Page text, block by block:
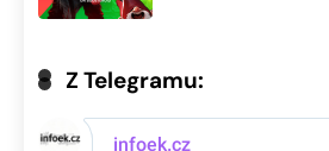
Z Telegramu: